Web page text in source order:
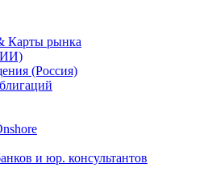
Карты рынка
(Россия)
и юр. консультантов